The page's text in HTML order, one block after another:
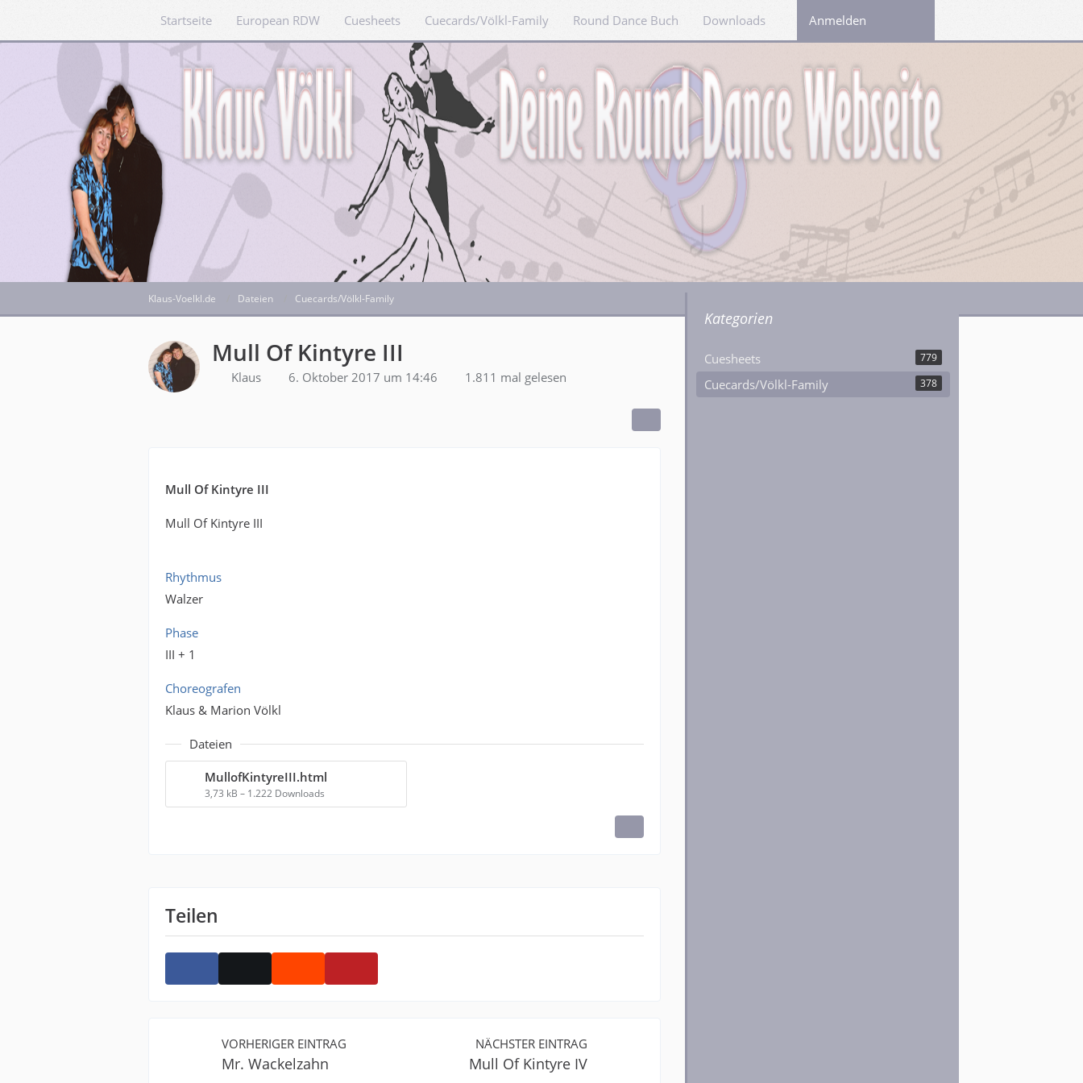
Startseite European RDW Cuesheets Cuecards/Völkl-Family Round Dance Buch Downloads LinksAnmelden
Klaus-Voelkl.de Dateien Cuecards/Völkl-Family
Mull Of Kintyre III
Klaus 6. Oktober 2017 um 14:46 1.811 mal gelesen
Mull Of Kintyre III
Mull Of Kintyre III
Rhythmus
Walzer
Phase
III + 1
Choreografen
Klaus & Marion Völkl
Dateien
MullofKintyreIII.html
3,73 kB – 1.222 Downloads
Teilen
VORHERIGER EINTRAG
Mr. Wackelzahn
NÄCHSTER EINTRAG
Mull Of Kintyre IV
Kategorien
Cuesheets 779
Cuecards/Völkl-Family 378